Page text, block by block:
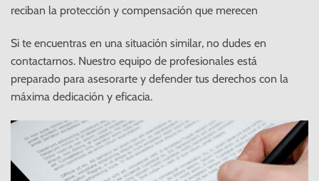
reciban la protección y compensación que merecen
Si te encuentras en una situación similar, no dudes en
contactarnos. Nuestro equipo de profesionales está
preparado para asesorarte y defender tus derechos con la
máxima dedicación y eficacia.